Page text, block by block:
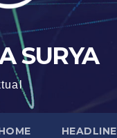
SURYA
HEADLINE